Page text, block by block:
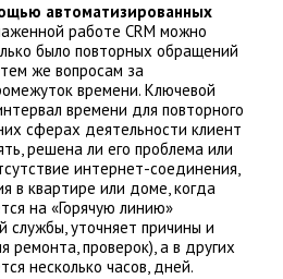
автоматизированных
работе CRM можно
было повторных обращений
же вопросам за
времени. Ключевой
времени для повторного
сферах деятельности клиент
решена ли его проблема или
интернет-соединения,
в квартире или доме, когда
на «Горячую линию»
службы, уточняет причины и
ремонта, проверок), а в других
несколько часов, дней.